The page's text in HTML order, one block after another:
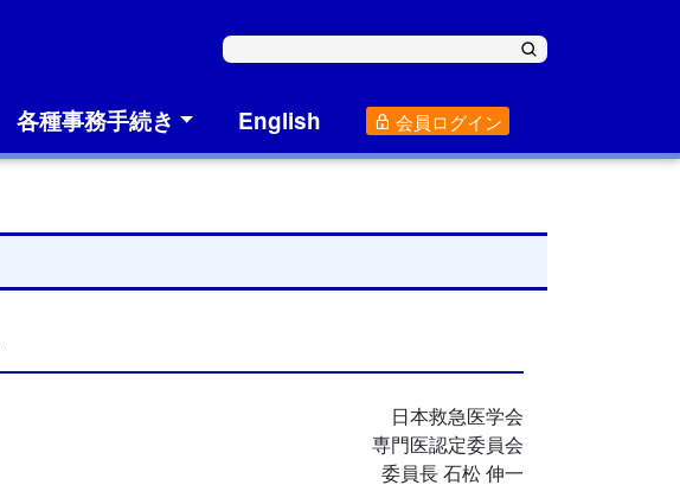
各種事務手続き English 会員ログイン
日本救急医学会
専門医認定委員会
委員長 石松 伸一